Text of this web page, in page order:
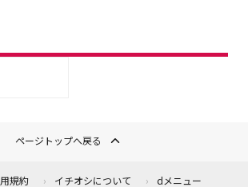
ページトップへ戻る
規約 イチオシについて dメニュー